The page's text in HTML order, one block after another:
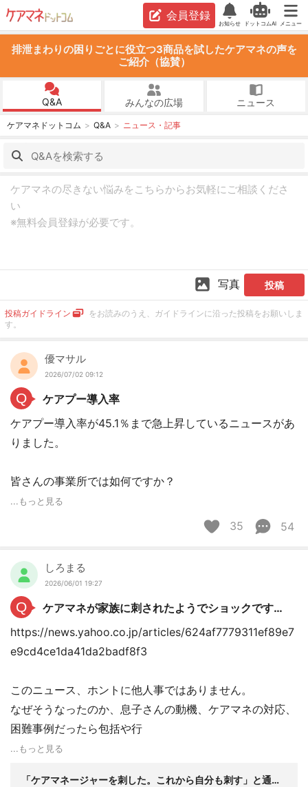
会員登録
お知らせ ドットコムAI メニュー
排泄まわりの困りごとに役立つ3商品を試したケアマネの声を
ご紹介（協賛）
Q&A みんなの広場 ニュース
ケアマネドットコム Q&A ニュース・記事
写真 投稿
投稿ガイドライン
をお読みのうえ、ガイドラインに沿った投稿をお願いしま
す。
優マサル
2026/07/02 09:12
Q
ケアプー導入率
ケアプー導入率が45.1％まで急上昇しているニュースがあ
りました。
皆さんの事業所では如何ですか？
...もっと見る
35 54
しろまる
2026/06/01 19:27
Q
ケアマネが家族に刺されたようでショックです…
https://news.yahoo.co.jp/articles/624af7779311ef89e7
e9cd4ce1da41da2badf8f3
このニュース、ホントに他人事ではありません。
なぜそうなったのか、息子さんの動機、ケアマネの対応、
困難事例だったら包括や行
...もっと見る
「ケアマネージャーを刺した。これから自分も刺す」と通報 埼玉・川口市の住宅でケアマネ女性と住人の60代男性が死亡 男性は利用者の息子か（TBS NEWS DIG Powered by JNN） - Yahoo!ニュース